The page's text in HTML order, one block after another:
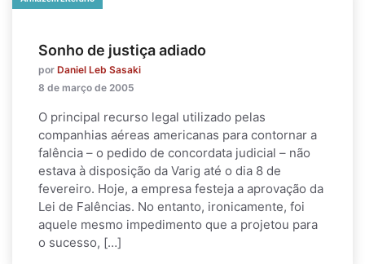
Sonho de justiça adiado
por Daniel Leb Sasaki
8 de março de 2005
O principal recurso legal utilizado pelas
companhias aéreas americanas para contornar a
falência – o pedido de concordata judicial – não
estava à disposição da Varig até o dia 8 de
fevereiro. Hoje, a empresa festeja a aprovação da
Lei de Falências. No entanto, ironicamente, foi
aquele mesmo impedimento que a projetou para
o sucesso, […]